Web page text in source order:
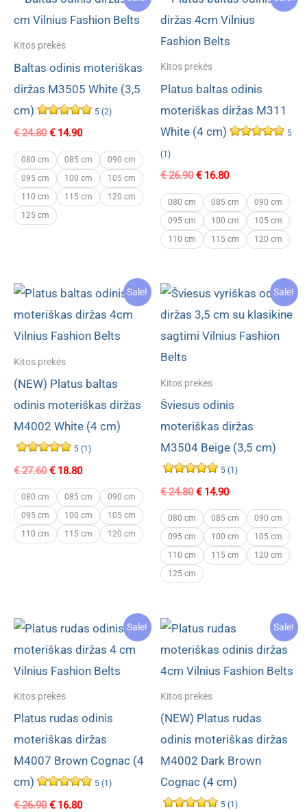
Kitos prekės
Baltas odinis moteriškas
diržas M3505 White (3,5
cm)
5 (2)
€24.80 Original
was:
€ 24.80.
€14.90Current
is:
€ 14.90.
080 cm 085 cm
090 cm
095 cm
100 cm
105 cm
110 cm
115 cm
120 cm
125 cm
Kitos prekės
Platus baltas odinis
moteriškas diržas M311
White (4 cm)
5
(1)
€26.90 Original
was:
€ 26.90.
€16.80Current
is:
€ 16.80.
080 cm 085 cm
090 cm
095 cm
100 cm
105 cm
110 cm
115 cm 120 cm
Sale!
Kitos prekės
(NEW) Platus baltas
odinis moteriškas diržas
M4002 White (4 cm)
5 (1)
€27.60 Original
was:
€ 27.60.
€18.80Current
is:
€ 18.80.
080 cm 085 cm
090 cm
095 cm
100 cm
105 cm
110 cm
115 cm 120 cm
Sale!
Kitos prekės
Šviesus odinis
moteriškas diržas
M3504 Beige (3,5 cm)
5 (1)
€24.80 Original
was:
€ 24.80.
€14.90Current
is:
€ 14.90.
080 cm 085 cm
090 cm
095 cm
100 cm
105 cm
110 cm
115 cm
120 cm
125 cm
Sale!
Kitos prekės
Platus rudas odinis
moteriškas diržas
M4007 Brown Cognac (4
cm)
5 (1)
€26.90 Original
€16.80Current
Sale!
Kitos prekės
(NEW) Platus rudas
odinis moteriškas diržas
M4002 Dark Brown
Cognac (4 cm)
5 (1)